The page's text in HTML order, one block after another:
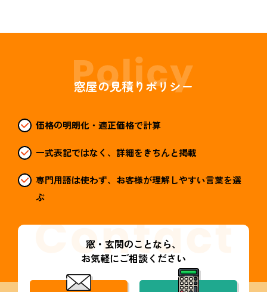
窓屋の見積りポリシー
価格の明朗化・適正価格で計算
一式表記ではなく、詳細をきちんと掲載
専門用語は使わず、お客様が理解しやすい言葉を選
ぶ
窓・玄関のことなら、
お気軽にご相談ください